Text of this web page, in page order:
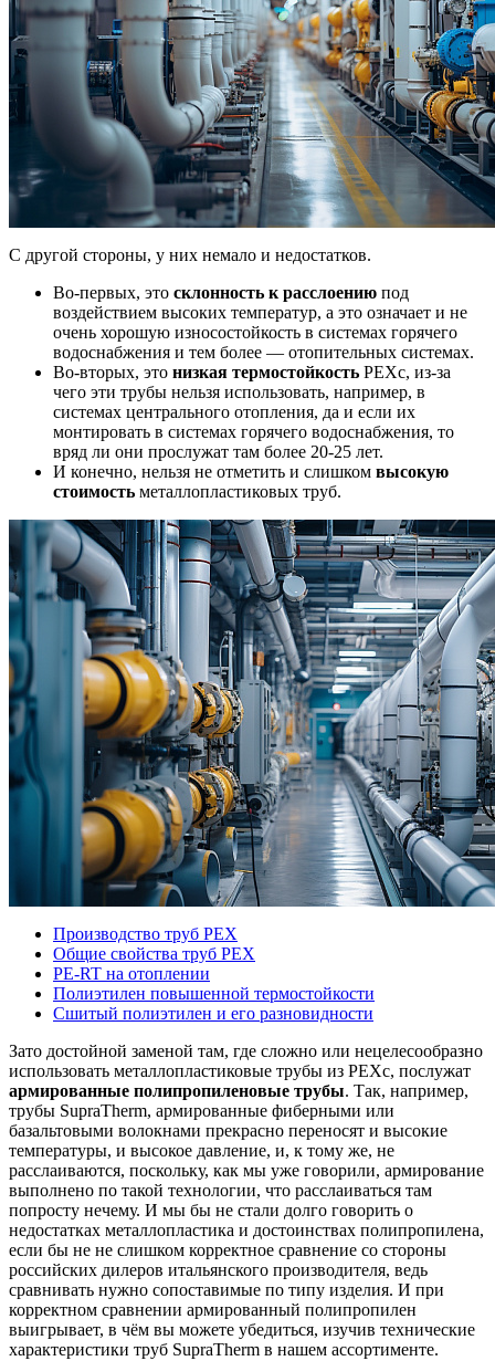
С другой стороны, у них немало и недостатков.
Во-первых, это склонность к расслоению под
воздействием высоких температур, а это означает и не
очень хорошую износостойкость в системах горячего
водоснабжения и тем более — отопительных системах.
Во-вторых, это низкая термостойкость PEXc, из-за
чего эти трубы нельзя использовать, например, в
системах центрального отопления, да и если их
монтировать в системах горячего водоснабжения, то
вряд ли они прослужат там более 20-25 лет.
И конечно, нельзя не отметить и слишком высокую
стоимость металлопластиковых труб.
Производство труб PEX
Общие свойства труб PEX
PE-RT на отоплении
Полиэтилен повышенной термостойкости
Сшитый полиэтилен и его разновидности
Зато достойной заменой там, где сложно или нецелесообразно
использовать металлопластиковые трубы из PEXc, послужат
армированные полипропиленовые трубы. Так, например,
трубы SupraTherm, армированные фиберными или
базальтовыми волокнами прекрасно переносят и высокие
температуры, и высокое давление, и, к тому же, не
расслаиваются, поскольку, как мы уже говорили, армирование
выполнено по такой технологии, что расслаиваться там
попросту нечему. И мы бы не стали долго говорить о
недостатках металлопластика и достоинствах полипропилена,
если бы не не слишком корректное сравнение со стороны
российских дилеров итальянского производителя, ведь
сравнивать нужно сопоставимые по типу изделия. И при
корректном сравнении армированный полипропилен
выигрывает, в чём вы можете убедиться, изучив технические
характеристики труб SupraTherm в нашем ассортименте.